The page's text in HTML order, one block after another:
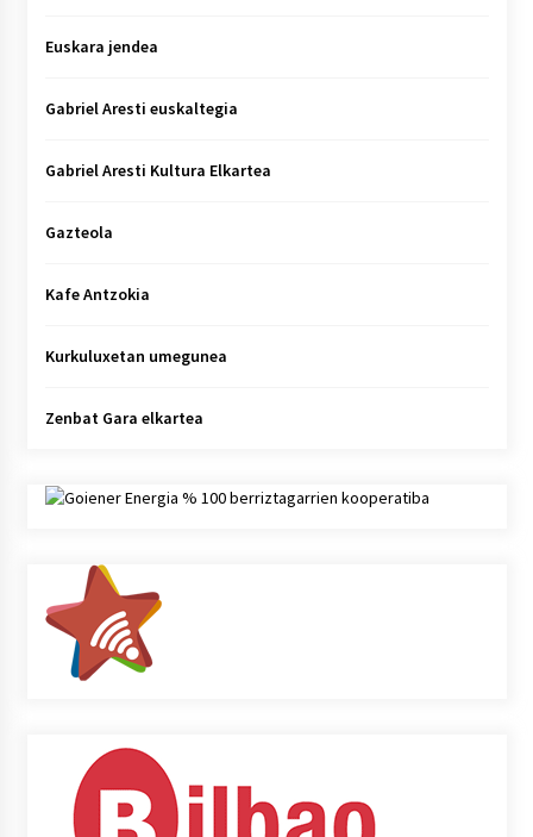
Euskara jendea
Gabriel Aresti euskaltegia
Gabriel Aresti Kultura Elkartea
Gazteola
Kafe Antzokia
Kurkuluxetan umegunea
Zenbat Gara elkartea